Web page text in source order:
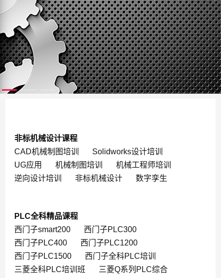
非标机械设计课程
CAD机械制图培训
Solidworks设计培训
UG应用
机械制图培训
机械工程师培训
逆向设计培训
非标机械设计 数字孪生
PLC全科精品课程
西门子smart200
西门子PLC300
西门子PLC400
西门子PLC1200
西门子PLC1500
西门子全科PLC培训
三菱全科PLC培训班
三菱Q系列PLC综合